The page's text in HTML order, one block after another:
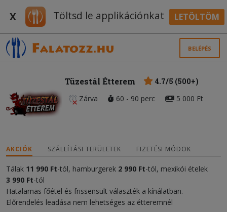
X Töltsd le applikációnkat LETÖLTÖM
BELÉPÉS
Tüzestál Étterem
4.7/5 (500+)
Zárva
60 - 90 perc 5 000 Ft
AKCIÓK SZÁLLÍTÁSI TERÜLETEK FIZETÉSI MÓDOK
Tálak 11 990 Ft-tól, hamburgerek 2 990 Ft-tól, mexikói ételek
3 990 Ft-tól
Hatalamas főétel és frissensült választék a kínálatban.
Előrendelés leadása nem lehetséges az étteremnél